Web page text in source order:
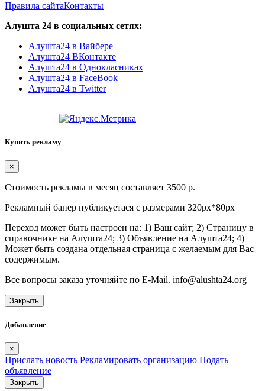
Правила сайтаКонтакты
Алушта 24 в социальных сетях:
Алушта24 в Вайбере
Алушта24 ВКонтакте
Алушта24 в Однокласниках
Алушта24 в FaceBook
Алушта24 в Twitter
Купить рекламу
×
Стоимость рекламы в месяц составляет 3500 р.
Рекламный банер публикуетася с размерами 320px*80px
Переход может быть настроен на: 1) Ваш сайт; 2) Страницу в
справочнике на Алушта24; 3) Объявление на Алушта24; 4)
Может быть создана отдельная страница с желаемым для Вас
содержимым.
Все вопросы заказа уточняйте по E-Mail. info@alushta24.org
Закрыть
Добавление
×
Прислать новость Рекламировать организацию Подать
объявление
Закрыть